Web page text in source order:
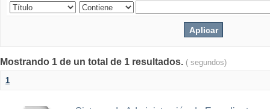
Mostrando 1 de un total de 1 resultados. ( segundos)
1